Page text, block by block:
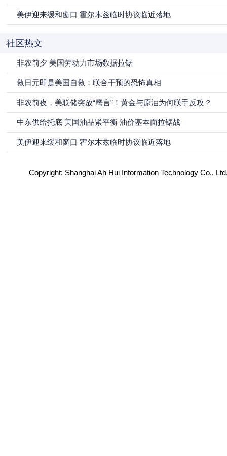
美伊迎来缓和窗口 霍尔木兹临时协议临近落地
社区热文
非农前夕 美国劳动力市场数据拉锯
救日元即是美国自救：联合干预的恐怖真相
非农前夜，美联储突放“鹰言”！黄金与原油为何联手反攻？
中东供给托底 美国油品紧平衡 油价基本面拉锯战
美伊迎来缓和窗口 霍尔木兹临时协议临近落地
Copyright: Shanghai Ah Hui Information Technology Co.,